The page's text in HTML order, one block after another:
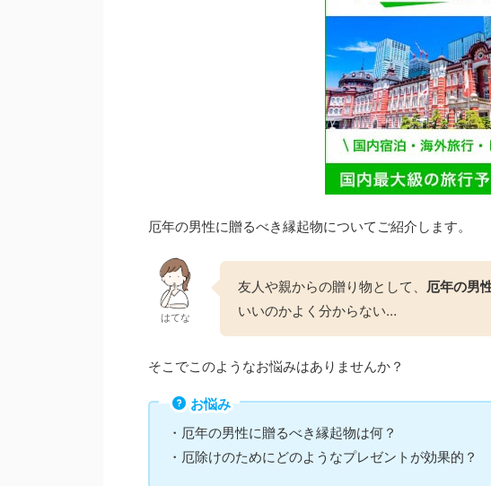
厄年の男性に贈るべき縁起物についてご紹介します。
はてな
友人や親からの贈り物として、 厄年の男
いいのかよく分からない…
そこでこのようなお悩みはありませんか？
お悩み
・厄年の男性に贈るべき縁起物は何？
・厄除けのためにどのようなプレゼントが効果的？